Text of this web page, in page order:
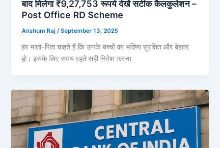
बाद मिलेगा ₹9,27,753 रूपये देखें सटीक कैलकुलेशन –
Post Office RD Scheme
Anshum Raj/September 13, 2025
हर माता-पिता चाहते हैं कि उनके बच्चों का भविष्य सुरक्षित और बेहतर
हो। इसके लिए समय रहते सही निवेश करना